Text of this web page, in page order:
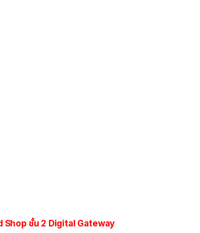
Shop ชั้น 2 Digital Gateway